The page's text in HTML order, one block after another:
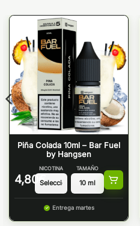
Piña Colada 10ml – Bar Fuel
by Hangsen
4,80 €
NICOTINA TAMAÑO
Entrega martes